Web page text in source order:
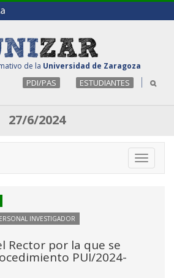
de la Universidad de Zaragoza
PDI/PAS ESTUDIANTES
27/6/2024
Toggle
INVESTIGADOR
Rector por la que se
PUI/2024-